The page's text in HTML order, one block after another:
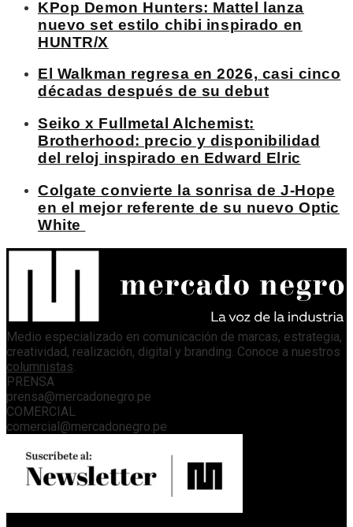
KPop Demon Hunters: Mattel lanza
nuevo set estilo chibi inspirado en
HUNTR/X
El Walkman regresa en 2026, casi cinco
décadas después de su debut
Seiko x Fullmetal Alchemist:
Brotherhood: precio y disponibilidad
del reloj inspirado en Edward Elric
Colgate convierte la sonrisa de J-Hope
en el mejor referente de su nuevo Optic
White
Medio especializado en comunicación de marcas, estrategia,
creatividad, realización, digital y branding. Conoce a nuestros
columnistas.
PRENSA
prensa@mercadonegro.pe
COMERCIAL
comercial@mercadonegro.pe